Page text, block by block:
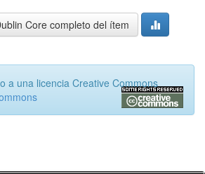
Core completo del ítem
a una licencia Creative Commons